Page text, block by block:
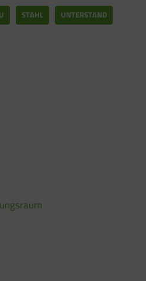
STAHL UNTERSTAND